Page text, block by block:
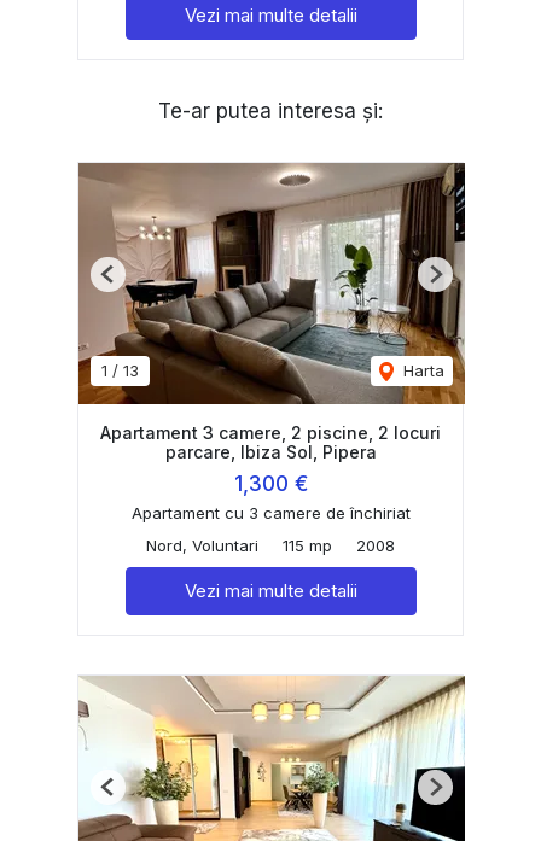
Vezi mai multe detalii
Te-ar putea interesa și:
1 / 13 Harta
Previous Next
Apartament 3 camere, 2 piscine, 2 locuri
parcare, Ibiza Sol, Pipera
1,300 €
Apartament cu 3 camere de închiriat
Nord, Voluntari
115 mp 2008
Vezi mai multe detalii
Previous Next